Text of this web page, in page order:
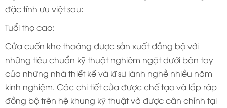
đặc tính ưu việt sau:
Tuổi thọ cao:
Cửa cuốn khe thoáng được sản xuất đồng bộ với
những tiêu chuẩn kỹ thuật nghiêm ngặt dưới bàn tay
của những nhà thiết kế và kĩ sư lành nghề nhiều năm
kinh nghiệm. Các chi tiết cửa được chế tạo và lắp ráp
đồng bộ trên hệ khung kỹ thuật và được cân chỉnh tại